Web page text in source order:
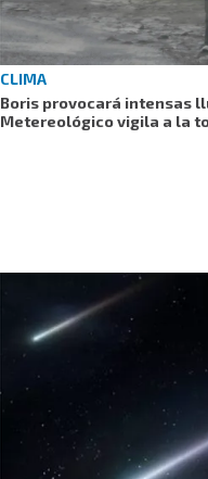
CLIMA
Boris provocará intensas
Metereológico vigila a la